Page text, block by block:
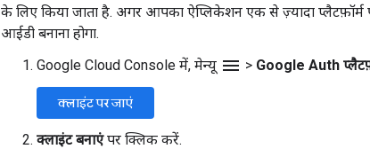
के लिए किया जाता है. अगर आपका ऐप्लिकेशन एक से ज़्यादा
आईडी बनाना होगा.
Google Cloud Console में, मेन्यू menu > Google Auth
क्लाइंट पर जाएं
क्लाइंट बनाएंपर क्लिक करें.